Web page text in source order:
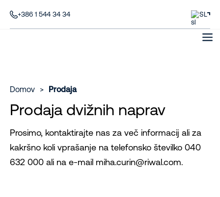
+386 1 544 34 34 SL
Domov > Prodaja
Prodaja dvižnih naprav
Prosimo, kontaktirajte nas za več informacij ali za
kakršno koli vprašanje na telefonsko številko 040
632 000 ali na e-mail miha.curin@riwal.com.